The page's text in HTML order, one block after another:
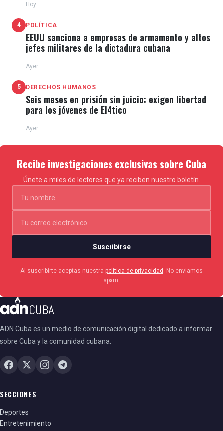
Hoy
4 POLÍTICA
EEUU sanciona a empresas de armamento y altos
jefes militares de la dictadura cubana
Ayer
5 DERECHOS HUMANOS
Seis meses en prisión sin juicio: exigen libertad
para los jóvenes de El4tico
Ayer
Recibe investigaciones exclusivas sobre Cuba
Únete a miles de lectores que ya reciben nuestro boletín.
Suscribirse
Al suscribirte aceptas nuestra política de privacidad
. No enviamos
spam.
ADN Cuba es un medio de comunicación digital dedicado a informar
sobre Cuba y la comunidad cubana.
SECCIONES
Deportes
Entretenimiento